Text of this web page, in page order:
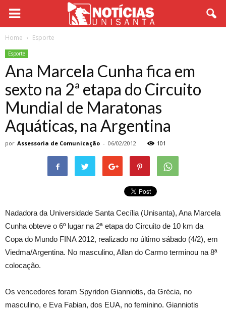
Home Esporte
Esporte
Ana Marcela Cunha fica em
sexto na 2ª etapa do Circuito
Mundial de Maratonas
Aquáticas, na Argentina
por Assessoria de Comunicação - 06/02/2012 101
Nadadora da Universidade Santa Cecília (Unisanta), Ana Marcela
Cunha obteve o 6º lugar na 2ª etapa do Circuito de 10 km da
Copa do Mundo FINA 2012, realizado no último sábado (4/2), em
Viedma/Argentina. No masculino, Allan do Carmo terminou na 8ª
colocação.
Os vencedores foram Spyridon Gianniotis, da Grécia, no
masculino, e Eva Fabian, dos EUA, no feminino. Gianniotis